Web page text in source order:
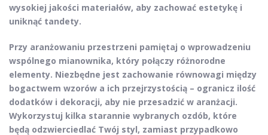
wysokiej jakości materiałów, aby zachować estetykę i
uniknąć tandety.
Przy aranżowaniu przestrzeni pamiętaj o wprowadzeniu
wspólnego mianownika, który połączy różnorodne
elementy. Niezbędne jest zachowanie równowagi między
bogactwem wzorów a ich przejrzystością – ogranicz ilość
dodatków i dekoracji, aby nie przesadzić w aranżacji.
Wykorzystuj kilka starannie wybranych ozdób, które
będą odzwierciedlać Twój styl, zamiast przypadkowo